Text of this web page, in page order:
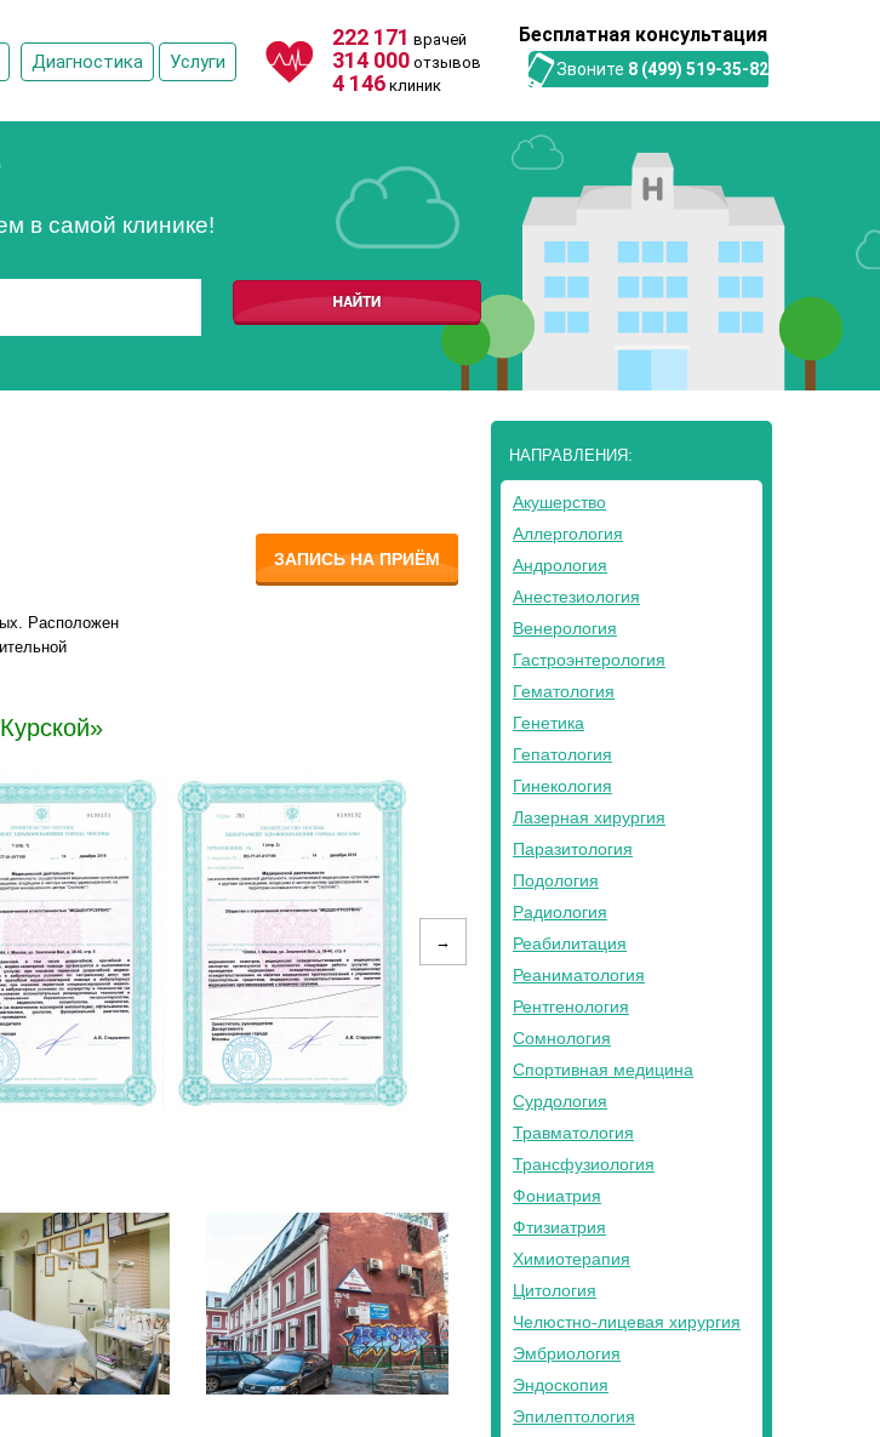
Диагностика Услуги
222 171 врачей
314 000 отзывов
4 146 клиник
Бесплатная консультация
Звоните 8 (499) 519-35-82
в самой клинике!
Расположен
ЗАПИСЬ НА ПРИЁМ
→
НАПРАВЛЕНИЯ:
Акушерство
Аллергология
Андрология
Анестезиология
Венерология
Гастроэнтерология
Гематология
Генетика
Гепатология
Гинекология
Лазерная хирургия
Паразитология
Подология
Радиология
Реабилитация
Реаниматология
Рентгенология
Сомнология
Спортивная медицина
Сурдология
Травматология
Трансфузиология
Фониатрия
Фтизиатрия
Химиотерапия
Цитология
Челюстно-лицевая хирургия
Эмбриология
Эндоскопия
Эпилептология